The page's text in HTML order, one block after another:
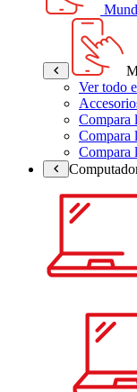
Ver todo
Compara
Compara
Compara